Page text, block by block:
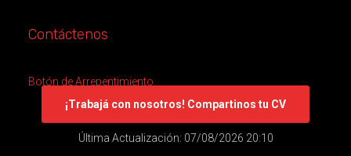
Contáctenos
Botón de Arrepentimiento
¡Trabajá con nosotros! Compartinos tu CV
Última Actualización: 07/08/2026 20:10